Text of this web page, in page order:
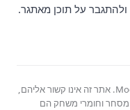
ולהתגבר על תוכן מאתגר.
Coin Master הוא סימן מסחרי של Moon Active. אתר זה אינו קשור אליהם,
מסחר וחומרי משחק הם